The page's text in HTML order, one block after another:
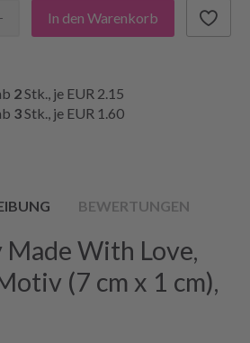
In den Warenkorb
2Stk., je EUR 2.15
3Stk., je EUR 1.60
BEWERTUNGEN
With Love,
(7 cm x 1 cm),